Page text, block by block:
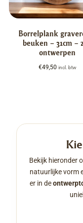
Borrelplank
beuken – 31cm –
ontwerpen
€49,50 incl. btw
Bekijk hieronder
natuurlijke vorm
er in de